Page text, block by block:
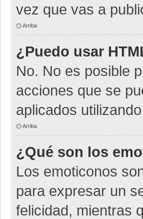
vez que vas a
Arriba
¿Puedo usar
No. No es posible
acciones que se
aplicados
Arriba
¿Qué son los
Los emoticonos
para expresar un
felicidad, mientras